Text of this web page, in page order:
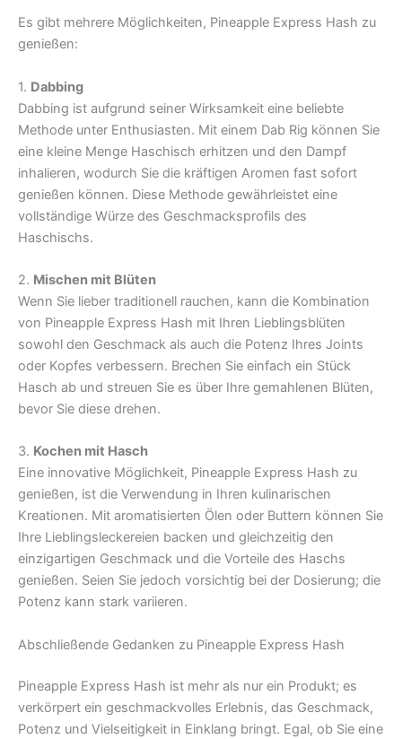
Es gibt mehrere Möglichkeiten, Pineapple Express Hash zu
genießen:
1. Dabbing
Dabbing ist aufgrund seiner Wirksamkeit eine beliebte
Methode unter Enthusiasten. Mit einem Dab Rig können Sie
eine kleine Menge Haschisch erhitzen und den Dampf
inhalieren, wodurch Sie die kräftigen Aromen fast sofort
genießen können. Diese Methode gewährleistet eine
vollständige Würze des Geschmacksprofils des
Haschischs.
2. Mischen mit Blüten
Wenn Sie lieber traditionell rauchen, kann die Kombination
von Pineapple Express Hash mit Ihren Lieblingsblüten
sowohl den Geschmack als auch die Potenz Ihres Joints
oder Kopfes verbessern. Brechen Sie einfach ein Stück
Hasch ab und streuen Sie es über Ihre gemahlenen Blüten,
bevor Sie diese drehen.
3. Kochen mit Hasch
Eine innovative Möglichkeit, Pineapple Express Hash zu
genießen, ist die Verwendung in Ihren kulinarischen
Kreationen. Mit aromatisierten Ölen oder Buttern können Sie
Ihre Lieblingsleckereien backen und gleichzeitig den
einzigartigen Geschmack und die Vorteile des Haschs
genießen. Seien Sie jedoch vorsichtig bei der Dosierung; die
Potenz kann stark variieren.
Abschließende Gedanken zu Pineapple Express Hash
Pineapple Express Hash ist mehr als nur ein Produkt; es
verkörpert ein geschmackvolles Erlebnis, das Geschmack,
Potenz und Vielseitigkeit in Einklang bringt. Egal, ob Sie eine